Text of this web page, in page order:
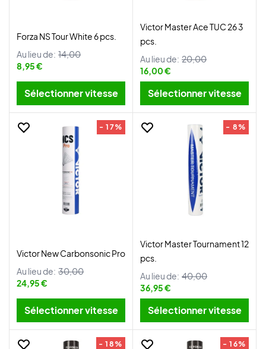
Forza NS Tour White 6 pcs.
Au lieu de: 14,00
8,95 €
Sélectionner vitesse
Victor Master Ace TUC 26 3
pcs.
Au lieu de: 20,00
16,00 €
Sélectionner vitesse
- 17%
Victor New Carbonsonic Pro
Au lieu de: 30,00
24,95 €
Sélectionner vitesse
- 8%
Victor Master Tournament 12
pcs.
Au lieu de: 40,00
36,95 €
Sélectionner vitesse
- 18% - 16%